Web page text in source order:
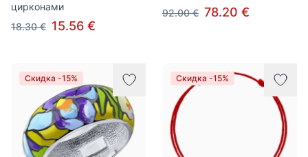
цирконами
18.30 € 15.56 €
92.00 € 78.20 €
Скидка -15% Скидка -15%